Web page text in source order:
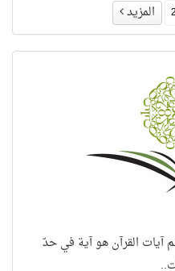
المزيد
القرآن هو آية في حدّ